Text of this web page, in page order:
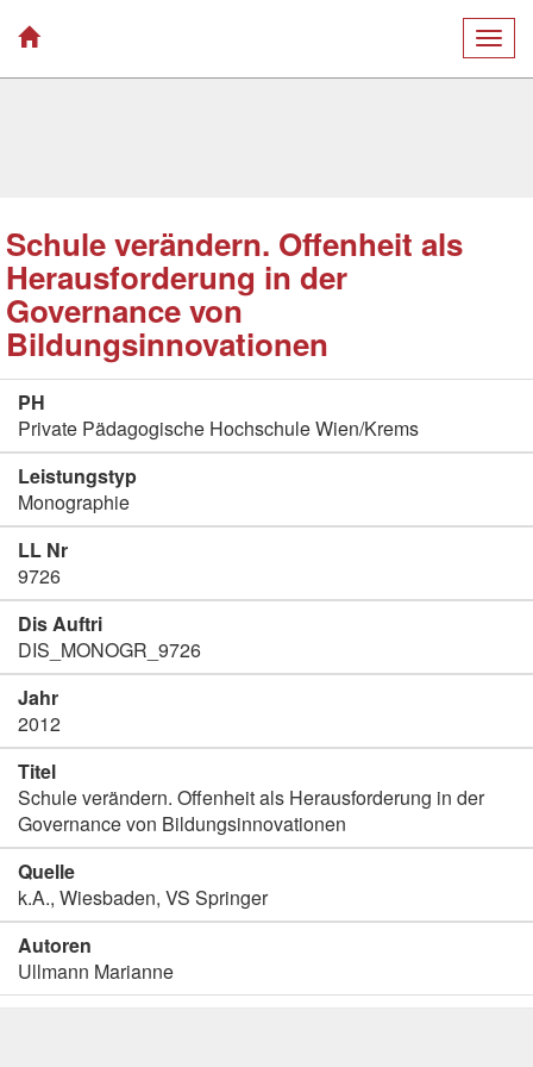
Schule verändern. Offenheit als
Herausforderung in der
Governance von
Bildungsinnovationen
PH
Private Pädagogische Hochschule Wien/Krems
Leistungstyp
Monographie
LL Nr
9726
Dis Auftri
DIS_MONOGR_9726
Jahr
2012
Titel
Schule verändern. Offenheit als Herausforderung in der
Governance von Bildungsinnovationen
Quelle
k.A., Wiesbaden, VS Springer
Autoren
Ullmann Marianne